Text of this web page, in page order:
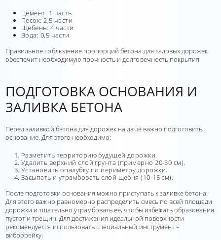
Цемент: 1 часть
Песок: 2,5 части
Щебень: 4 части
Вода: 0,5 части
Правильное соблюдение пропорций бетона для садовых дорожек
обеспечит необходимую прочность и долговечность покрытия.
ПОДГОТОВКА ОСНОВАНИЯ И
ЗАЛИВКА БЕТОНА
Перед заливкой бетона для дорожек на даче важно подготовить
основание. Для этого необходимо:
Разметить территорию будущей дорожки.
Удалить верхний слой грунта (примерно 20-30 см).
Установить опалубку по периметру дорожки.
Засыпать и утрамбовать слой щебня (10-15 см).
После подготовки основания можно приступать к заливке бетона.
Для этого важно равномерно распределить смесь по всей площади
дорожки и тщательно утрамбовать ее, чтобы избежать образования
пустот и трещин. Для достижения идеальной поверхности
рекомендуется использовать специальный инструмент –
виброрейку.